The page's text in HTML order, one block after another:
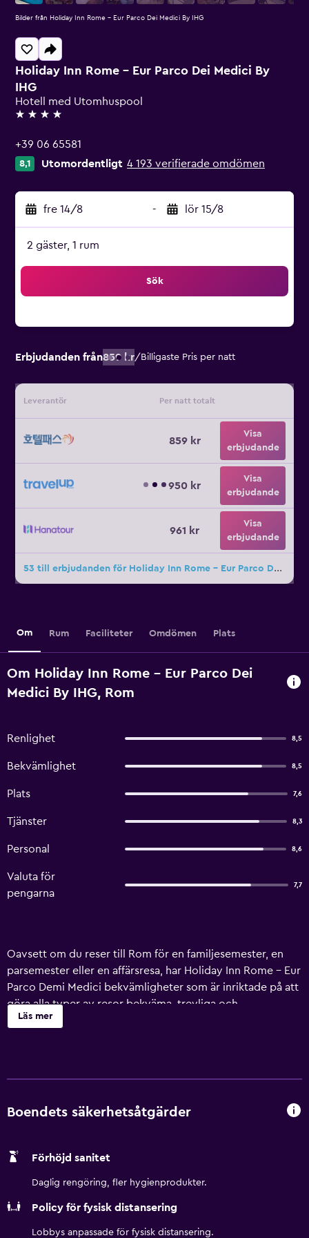
Holiday Inn Rome - Eur Parco Dei Medici By
IHG
Hotell med Utomhuspool
4 stjärnor
+39 06 65581
8,1 Utomordentligt 4 193 verifierade omdömen
fre 14/8 - lör 15/8
2 gäster, 1 rum
Sök
Erbjudanden från859 kr/ Billigaste Pris per natt
Leverantör Per natt totalt
859 kr
Visa
erbjudande
950 kr
Visa
erbjudande
961 kr
Visa
erbjudande
53 till erbjudanden för Holiday Inn Rome - Eur Parco Dei Medici By IHG
Bilder från Holiday Inn Rome - Eur Parco Dei Medici By IHG
Om Rum Faciliteter Omdömen Plats
Om Holiday Inn Rome - Eur Parco Dei
Medici By IHG, Rom
Renlighet 8,5
Bekvämlighet 8,5
Plats 7,6
Tjänster 8,3
Personal 8,6
Valuta för
pengarna
7,7
Oavsett om du reser till Rom för en familjesemester, en
parsemester eller en affärsresa, har Holiday Inn Rome - Eur
Parco Demi Medici bekvämligheter som är inriktade på att
göra alla typer av resor bekväma, trevliga och
underhållande.
24-timmarsöppna receptionen. För att hålla dig produktiv
kan också boka mötesrum eller en stor
grillplatser som du kan använda när vädret är fint.
platt-TV och ett stort skrivbord. Det finns totalt 316 rum
Läs mer
Boendets säkerhetsåtgärder
Förhöjd sanitet
Daglig rengöring, fler hygienprodukter.
Policy för fysisk distansering
Lobbys anpassade för fysisk distansering.